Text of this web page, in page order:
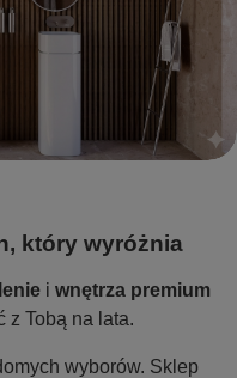
który wyróżnia
i wnętrza premium
Tobą na lata.
wyborów. Sklep